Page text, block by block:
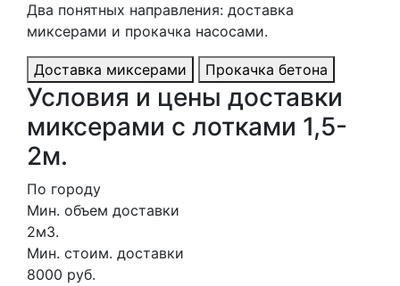
Два понятных направления: доставка
миксерами и прокачка насосами.
Доставка миксерами Прокачка бетона
Условия и цены доставки
миксерами с лотками 1,5-
2м.
По городу
Мин. объем доставки
2м3.
Мин. стоим. доставки
8000 руб.